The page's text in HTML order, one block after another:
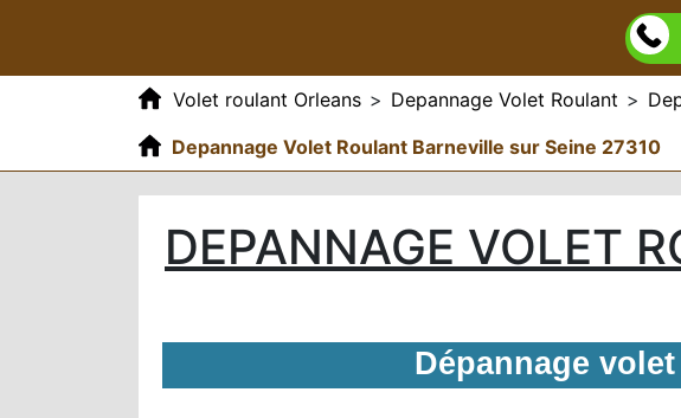
Volet roulant Orleans > Depannage Volet Roulant >
Depannage Volet Roulant Barneville sur Seine 27310
DEPANNAGE VOLET
Dépannage